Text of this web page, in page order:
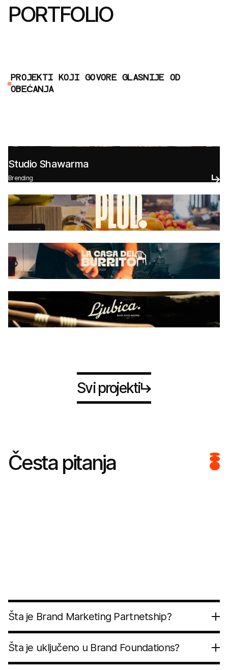
PORTFOLIO
PROJEKTI KOJI GOVORE GLASN IJE OD
OBEĆANJA
Studio Shawarma
Brending
Svi projekti
Česta pitanja
Šta je Brand Marketing Partnetship?
Šta je uključeno u Brand Foundations?